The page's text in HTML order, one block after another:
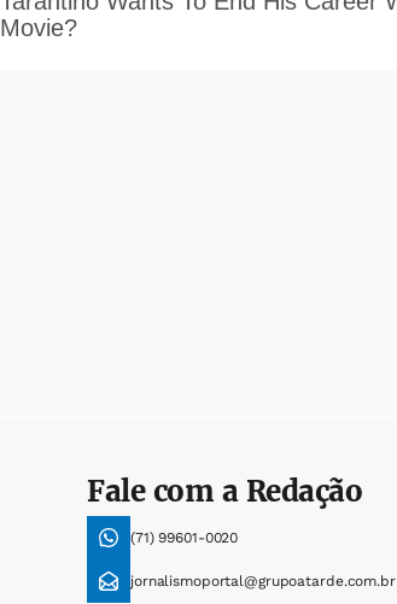
Fale com a Redação
(71) 99601-0020
jornalismoportal@grupoatarde.com.br